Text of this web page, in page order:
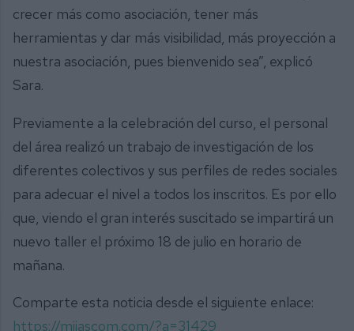
crecer más como asociación, tener más
herramientas y dar más visibilidad, más proyección a
nuestra asociación, pues bienvenido sea”, explicó
Sara.
Previamente a la celebración del curso, el personal
del área realizó un trabajo de investigación de los
diferentes colectivos y sus perfiles de redes sociales
para adecuar el nivel a todos los inscritos. Es por ello
que, viendo el gran interés suscitado se impartirá un
nuevo taller el próximo 18 de julio en horario de
mañana.
Comparte esta noticia desde el siguiente enlace:
https://mijascom.com/?a=31429